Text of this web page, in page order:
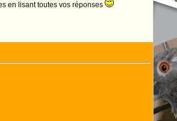
en lisant toutes vos réponses